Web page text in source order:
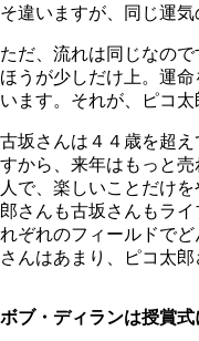
そ違いますが、同じ運気
ただ、流れは同じなの
ほうが少しだけ上。運
います。それが、ピコ太
古坂さんは４４歳を超
すから、来年はもっと
人で、楽しいことだけ
郎さんも古坂さんもラ
れぞれのフィールドで
さんはあまり、ピコ太
ボブ・ディランは授賞